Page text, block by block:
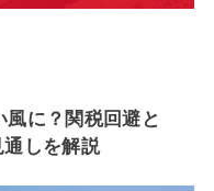
風に？関税回避と
しを解説